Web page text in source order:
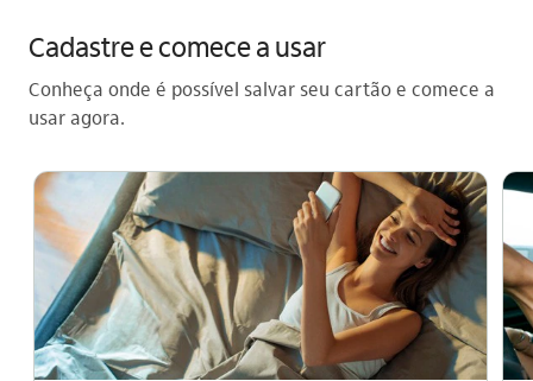
Cadastre e comece a usar
Conheça onde é possível salvar seu cartão e comece a
usar agora.